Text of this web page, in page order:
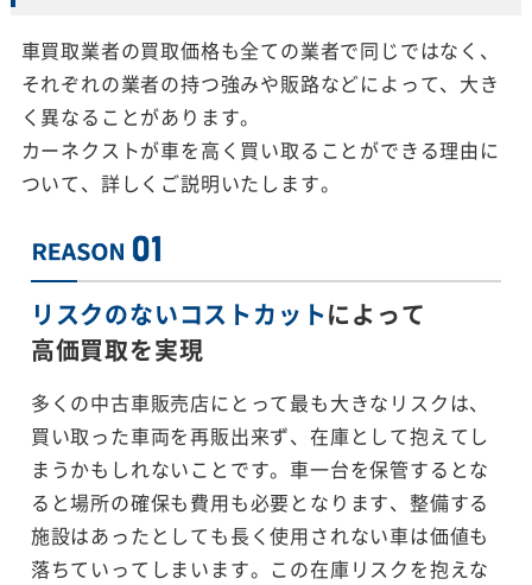
車買取業者の買取価格も全ての業者で同じではなく、
それぞれの業者の持つ強みや販路などによって、大き
く異なることがあります。
カーネクストが車を高く買い取ることができる理由に
ついて、詳しくご説明いたします。
リスクのないコストカットによって
高価買取を実現
多くの中古車販売店にとって最も大きなリスクは、
買い取った車両を再販出来ず、在庫として抱えてし
まうかもしれないことです。車一台を保管するとな
ると場所の確保も費用も必要となります、整備する
施設はあったとしても長く使用されない車は価値も
落ちていってしまいます。この在庫リスクを抱えな